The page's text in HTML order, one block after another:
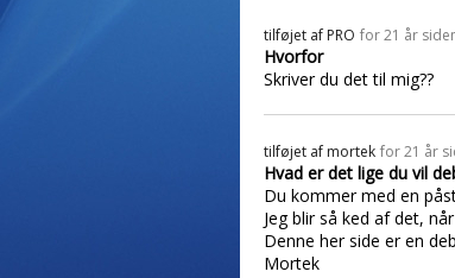
tilføjet af PRO for 21 år
Hvorfor
Skriver du det til mig??
tilføjet af mortek for 21 år
Hvad er det lige du vil
Du kommer med en
Jeg blir så ked af det,
Denne her side er en
Mortek